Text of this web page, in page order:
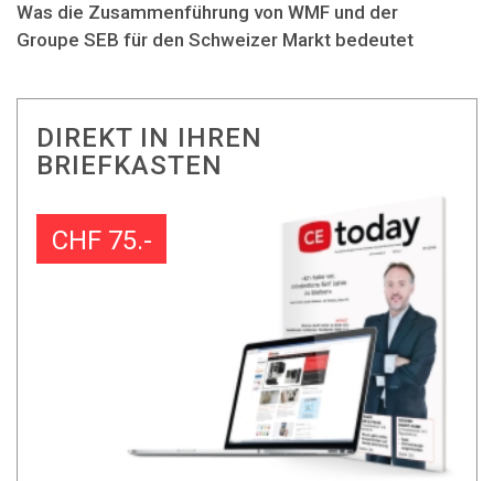
Was die Zusammenführung von WMF und der
Groupe SEB für den Schweizer Markt bedeutet
DIREKT IN IHREN
BRIEFKASTEN
CHF 75.-